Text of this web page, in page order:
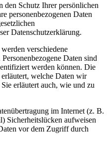
den Schutz Ihrer persönlichen
personenbezogenen Daten
Datenschutzerklärung.
verschiedene
Daten sind
werden können. Die
welche Daten wir
erläutert auch, wie und zu
im Internet (z. B.
Sicherheitslücken aufweisen
vor dem Zugriff durch